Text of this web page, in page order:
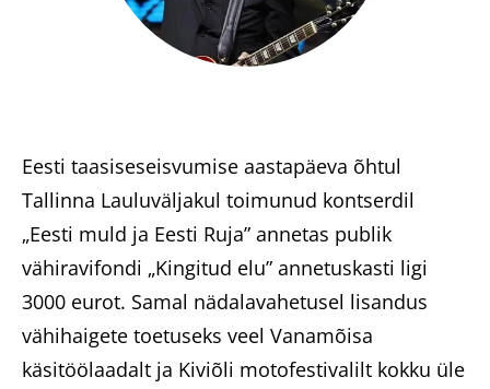
Eesti taasiseseisvumise aastapäeva õhtul
Tallinna Lauluväljakul toimunud kontserdil
„Eesti muld ja Eesti Ruja” annetas publik
vähiravifondi „Kingitud elu” annetuskasti ligi
3000 eurot. Samal nädalavahetusel lisandus
vähihaigete toetuseks veel Vanamõisa
käsitöölaadalt ja Kiviõli motofestivalilt kokku üle